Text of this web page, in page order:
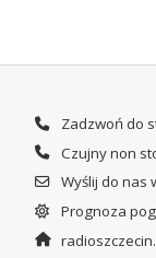
Zadzwoń do
Czujny non
Wyślij do nas
Prognoza